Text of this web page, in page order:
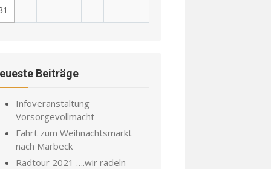
Beiträge
Infoveranstaltung
Vorsorgevollmacht
Fahrt zum Weihnachtsmarkt
nach Marbeck
Radtour 2021 ….wir radeln